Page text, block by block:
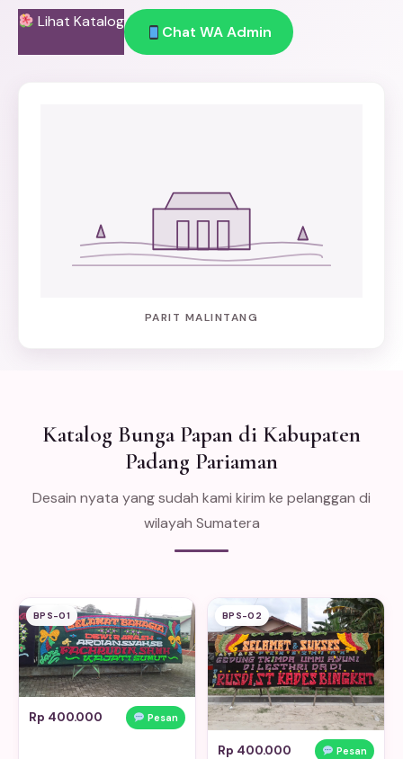
Lihat Katalog
Chat WA Admin
PARIT MALINTANG
Katalog Bunga Papan di Kabupaten
Padang Pariaman
Desain nyata yang sudah kami kirim ke pelanggan di
wilayah Sumatera
BPS-01
Rp 400.000 Pesan
BPS-02
Rp 400.000 Pesan